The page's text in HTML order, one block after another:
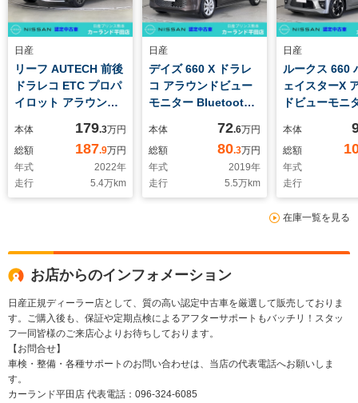
日産
リーフ AUTECH 前後
ドラレコ ETC プロパ
イロット アラウンド
アリングヒーター 後
席シートヒーター
Bluetooth フルセグ
TV ディーラー保証
本体 179.3万円
総額
187.9万円
年式
2022年
走行
5.4万km
日産
デイズ 660 X ドラレ
コ アラウンドビュー
モニター Bluetooth
ー保証
本体 72.6万円
総額
80.3万円
年式
2019年
走行
5.5万km
日産
ルークス 660
ェイスターX
ドビューモニ
TV LEDヘッ
ディーラー保
本体
総額
年式
走行
在庫一覧を見る
お店からのインフォメーション
日産正規ディーラー店として、質の高い認定中古車を厳選して販売しておりま
す。ご購入後も、保証や定期点検によるアフターサポートもバッチリ！スタッ
フ一同皆様のご来店心よりお待ちしております。
【お問合せ】
車検・整備・各種サポートのお問い合わせは、当店の代表電話へお願いしま
す。
カーランド平田店 代表電話：096-324-6085